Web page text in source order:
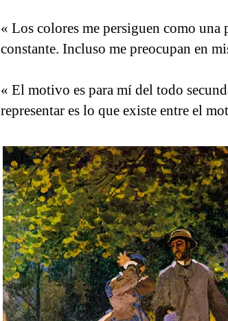
« Los colores me persiguen como una
constante. Incluso me preocupan en
« El motivo es para mí del todo
representar es lo que existe entre el